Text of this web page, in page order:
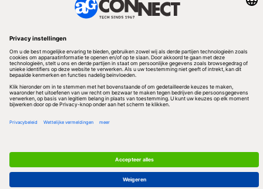
Volg ons
Redactionele partner
Algemene Voorwaarden & Copyrights